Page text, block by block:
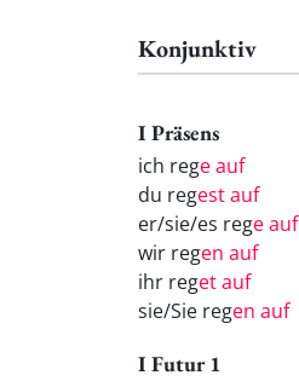
Konjunktiv
I Präsens
ich rege auf
du regest auf
er/sie/es rege auf
wir regen auf
ihr reget auf
sie/Sie regen auf
I Futur 1